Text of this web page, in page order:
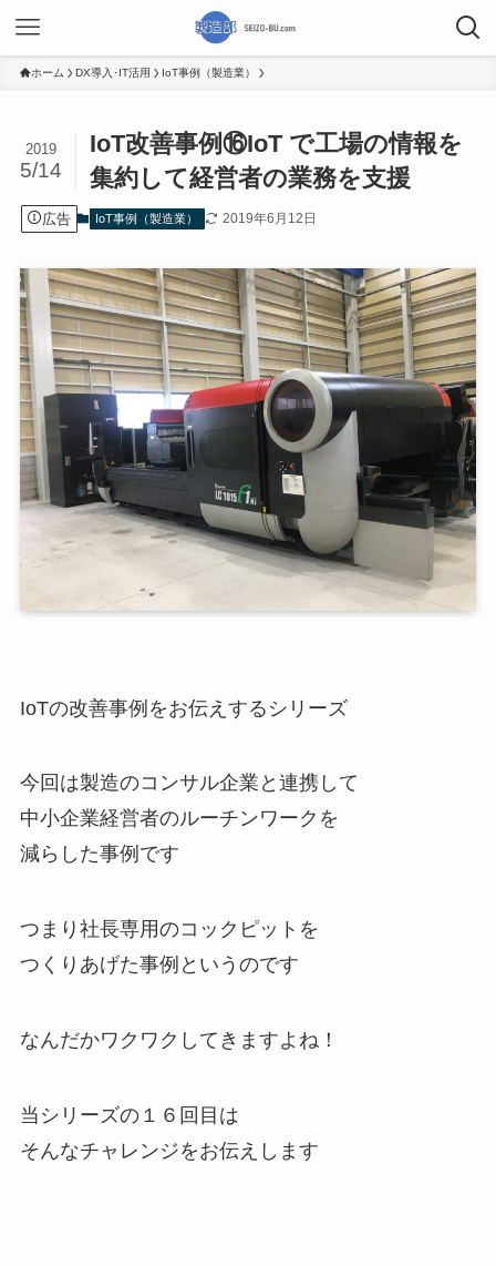
ホーム DX導入･IT活用 IoT事例（製造業）
IoT改善事例⑯IoT で工場の情報を
集約して経営者の業務を支援
2019
5/14
広告 IoT事例（製造業） 2019年6月12日
IoTの改善事例をお伝えするシリーズ
今回は製造のコンサル企業と連携して
中小企業経営者のルーチンワークを
減らした事例です
つまり社長専用のコックピットを
つくりあげた事例というのです
なんだかワクワクしてきますよね！
当シリーズの１６回目は
そんなチャレンジをお伝えします